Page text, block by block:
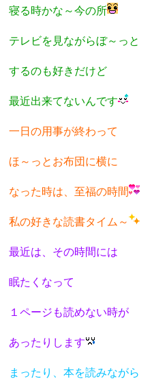
寝る時かな～今の所
テレビを見ながらぼ～っと
するのも好きだけど
最近出来てないんです
一日の用事が終わって
ほ～っとお布団に横に
なった時は、至福の時間
私の好きな読書タイム～
最近は、その時間には
眠たくなって
１ページも読めない時が
あったりします
まったり、本を読みながら